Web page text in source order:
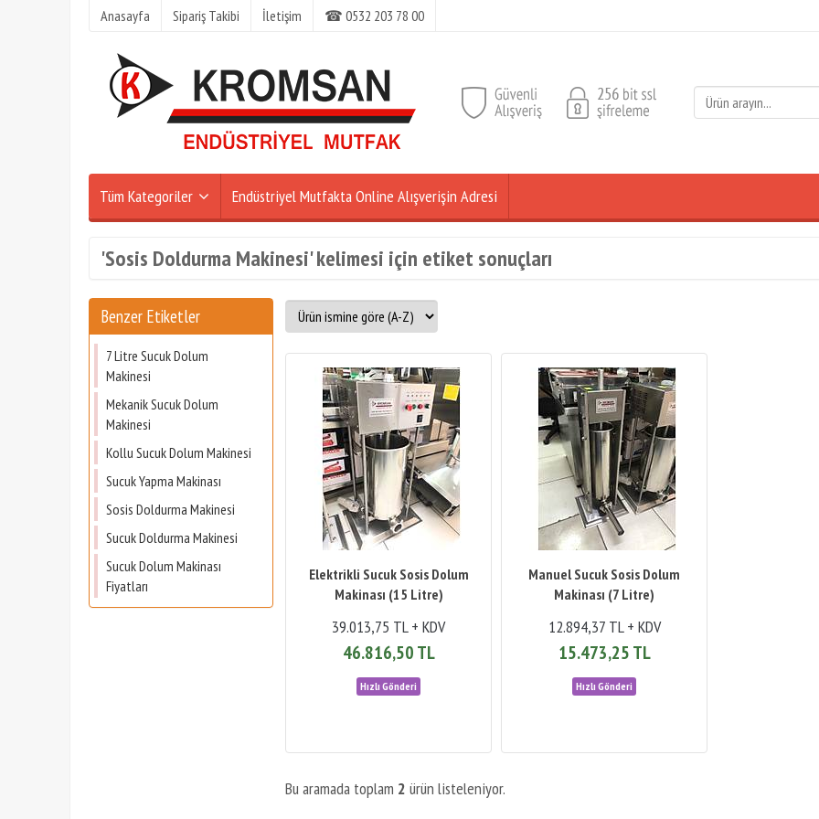
Anasayfa Sipariş Takibi İletişim ☎ 0532 203 78 00
Tüm Kategoriler Endüstriyel Mutfakta Online Alışverişin Adresi
'Sosis Doldurma Makinesi' kelimesi için etiket sonuçları
Benzer Etiketler
7 Litre Sucuk Dolum
Makinesi
Mekanik Sucuk Dolum
Makinesi
Kollu Sucuk Dolum Makinesi
Sucuk Yapma Makinası
Sosis Doldurma Makinesi
Sucuk Doldurma Makinesi
Sucuk Dolum Makinası
Fiyatları
Elektrikli Sucuk Sosis Dolum
Makinası (15 Litre)
39.013,75 TL + KDV
46.816,50 TL
Manuel Sucuk Sosis Dolum
Makinası (7 Litre)
12.894,37 TL + KDV
15.473,25 TL
Bu aramada toplam 2 ürün listeleniyor.